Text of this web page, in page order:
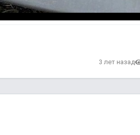
3 лет назад